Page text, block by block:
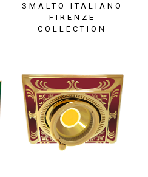
SMALTO ITALIANO
FIRENZE
COLLECTION